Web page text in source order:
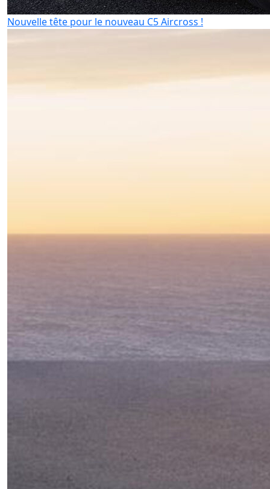
Nouvelle tête pour le nouveau C5 Aircross !